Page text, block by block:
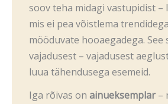
soov teha midagi vastupidist –
mis ei pea võistlema
mööduvate hooaegadega. See
vajadusest – vajadusest
luua tähendusega esemeid.
Iga rõivas on ainueksemplar–